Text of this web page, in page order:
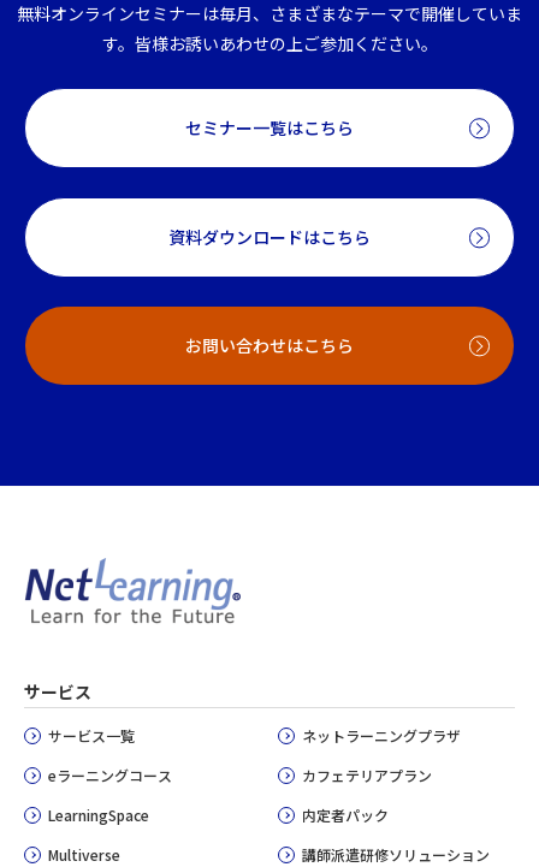
無料オンラインセミナーは毎月、さまざまなテーマで開催していま
す。皆様お誘いあわせの上ご参加ください。
セミナー一覧はこちら
資料ダウンロードはこちら
お問い合わせはこちら
サービス
サービス一覧
eラーニングコース
LearningSpace
Multiverse
ネットラーニングプラザ
カフェテリアプラン
内定者パック
講師派遣研修ソリューション